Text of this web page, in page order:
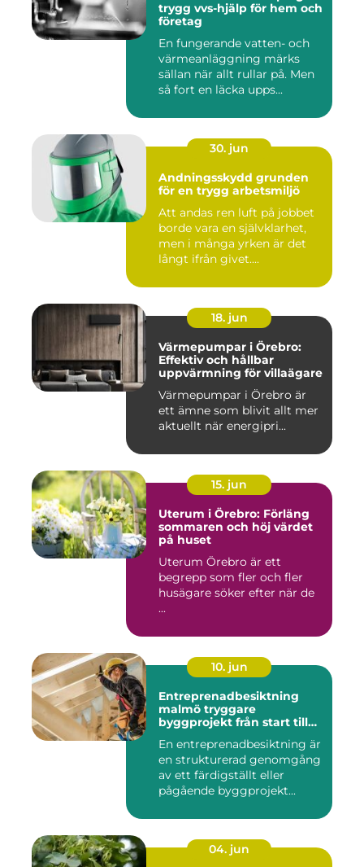
trygg vvs-hjälp för hem och
företag
En fungerande vatten- och
värmeanläggning märks
sällan när allt rullar på. Men
så fort en läcka upps...
30. jun
Andningsskydd grunden
för en trygg arbetsmiljö
Att andas ren luft på jobbet
borde vara en självklarhet,
men i många yrken är det
långt ifrån givet....
18. jun
Värmepumpar i Örebro:
Effektiv och hållbar
uppvärmning för villaägare
Värmepumpar i Örebro är
ett ämne som blivit allt mer
aktuellt när energipri...
15. jun
Uterum i Örebro: Förläng
sommaren och höj värdet
på huset
Uterum Örebro är ett
begrepp som fler och fler
husägare söker efter när de
...
10. jun
Entreprenadbesiktning
malmö tryggare
byggprojekt från start till
En entreprenadbesiktning är
en strukturerad genomgång
av ett färdigställt eller
pågående byggprojekt...
04. jun